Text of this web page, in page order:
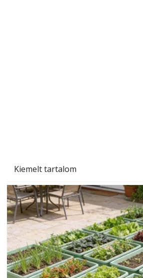
Kiemelt tartalom